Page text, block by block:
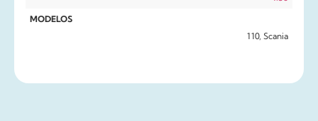
MODELOS
110, Scania